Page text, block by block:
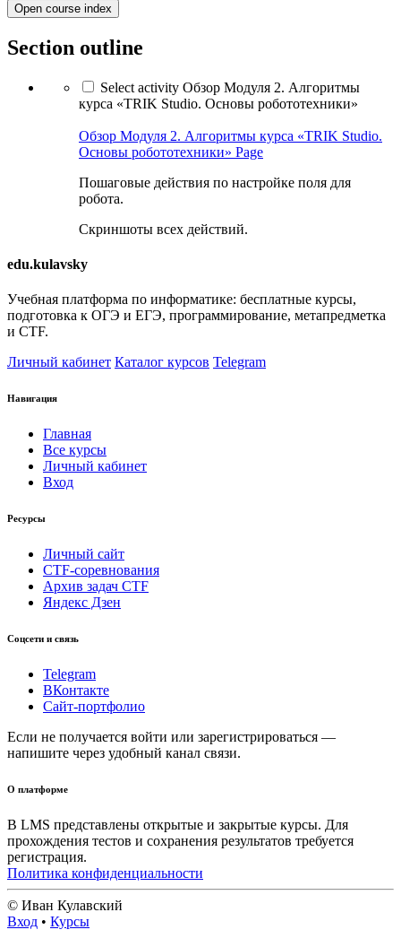
Open course index
Section outline
Select activity Обзор Модуля 2. Алгоритмы
курса «TRIK Studio. Основы робототехники»
Обзор Модуля 2. Алгоритмы курса «TRIK Studio.
Основы робототехники» Page
Пошаговые действия по настройке поля для
робота.
Скриншоты всех действий.
edu.kulavsky
Учебная платформа по информатике: бесплатные курсы,
подготовка к ОГЭ и ЕГЭ, программирование, метапредметка
и CTF.
Личный кабинет Каталог курсов Telegram
Навигация
Главная
Все курсы
Личный кабинет
Вход
Ресурсы
Личный сайт
CTF-соревнования
Архив задач CTF
Яндекс Дзен
Соцсети и связь
Telegram
ВКонтакте
Сайт-портфолио
Если не получается войти или зарегистрироваться —
напишите через удобный канал связи.
О платформе
В LMS представлены открытые и закрытые курсы. Для
прохождения тестов и сохранения результатов требуется
регистрация.
Политика конфиденциальности
© Иван Кулавский
Вход • Курсы